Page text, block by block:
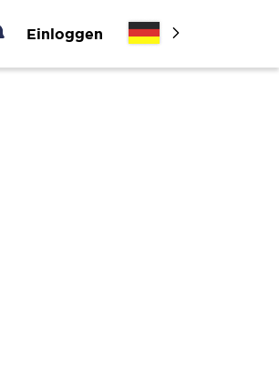
Einloggen